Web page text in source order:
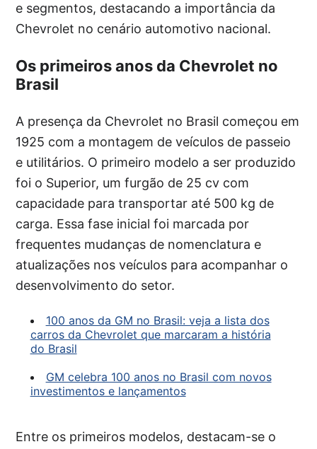
e segmentos, destacando a importância da
Chevrolet no cenário automotivo nacional.
Os primeiros anos da Chevrolet no
Brasil
A presença da Chevrolet no Brasil começou em
1925 com a montagem de veículos de passeio
e utilitários. O primeiro modelo a ser produzido
foi o Superior, um furgão de 25 cv com
capacidade para transportar até 500 kg de
carga. Essa fase inicial foi marcada por
frequentes mudanças de nomenclatura e
atualizações nos veículos para acompanhar o
desenvolvimento do setor.
100 anos da GM no Brasil: veja a lista dos
carros da Chevrolet que marcaram a história
do Brasil
GM celebra 100 anos no Brasil com novos
investimentos e lançamentos
Entre os primeiros modelos, destacam-se o